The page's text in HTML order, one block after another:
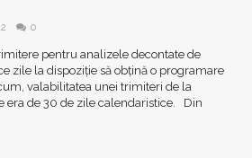
0
pentru analizele decontate de
zile la dispoziţie să obţină o programare
valabilitatea unei trimiteri de la
era de 30 de zile calendaristice. Din